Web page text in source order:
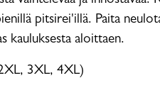
pitsirei'illä. Paita
kauluksesta aloittaen.
3XL, 4XL)